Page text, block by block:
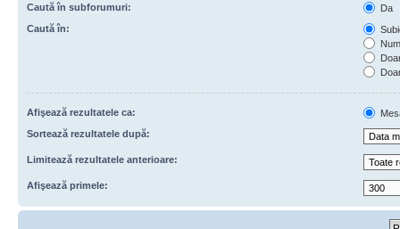
Caută în subforumuri:
Da
Caută în:
Afişează rezultatele ca:
Sortează rezultatele după:
Limitează rezultatele anterioare:
Afişează primele: